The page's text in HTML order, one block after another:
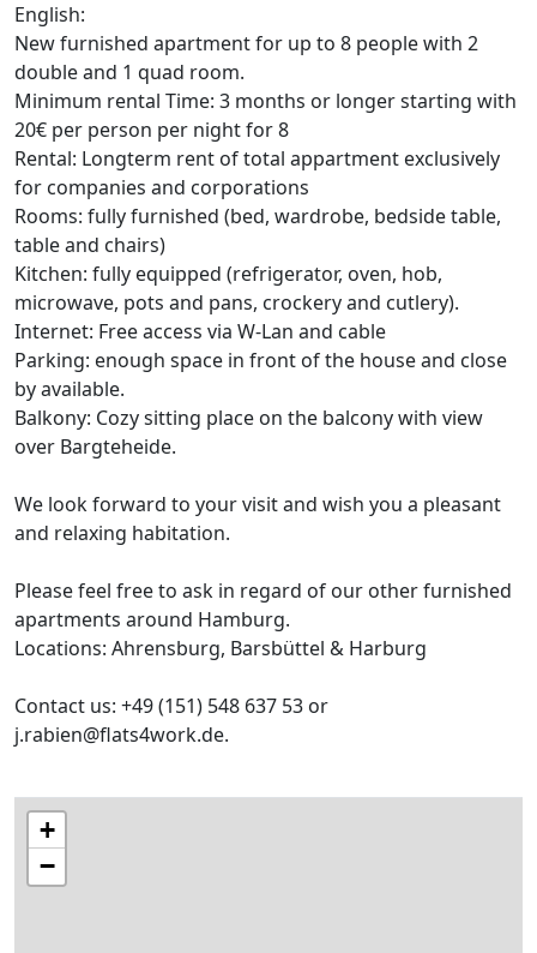
English:
New furnished apartment for up to 8 people with 2
double and 1 quad room.
Minimum rental Time: 3 months or longer starting with
20€ per person per night for 8
Rental: Longterm rent of total appartment exclusively
for companies and corporations
Rooms: fully furnished (bed, wardrobe, bedside table,
table and chairs)
Kitchen: fully equipped (refrigerator, oven, hob,
microwave, pots and pans, crockery and cutlery).
Internet: Free access via W-Lan and cable
Parking: enough space in front of the house and close
by available.
Balkony: Cozy sitting place on the balcony with view
over Bargteheide.
We look forward to your visit and wish you a pleasant
and relaxing habitation.
Please feel free to ask in regard of our other furnished
apartments around Hamburg.
Locations: Ahrensburg, Barsbüttel & Harburg
Contact us: +49 (151) 548 637 53 or
j.rabien@flats4work.de.
+
−